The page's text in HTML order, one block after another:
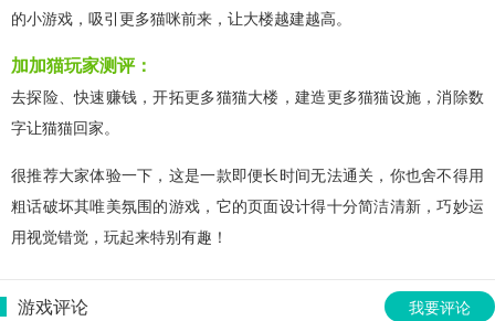
的小游戏，吸引更多猫咪前来，让大楼越建越高。
加加猫玩家测评：
去探险、快速赚钱，开拓更多猫猫大楼，建造更多猫猫设施，消除数
字让猫猫回家。
很推荐大家体验一下，这是一款即便长时间无法通关，你也舍不得用
粗话破坏其唯美氛围的游戏，它的页面设计得十分简洁清新，巧妙运
用视觉错觉，玩起来特别有趣！
游戏评论 我要评论